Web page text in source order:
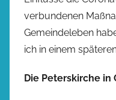
verbundenen
Gemeindeleben
ich in einem
Die Peterskirche in